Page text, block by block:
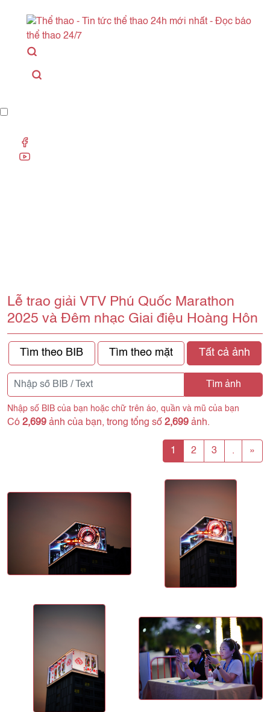
Lễ trao giải VTV Phú Quốc Marathon
2025 và Đêm nhạc Giai điệu Hoàng Hôn
Tìm theo BIB Tìm theo mặt Tất cả ảnh
Tìm ảnh
Nhập số BIB của bạn hoặc chữ trên áo, quần và mũ của bạn
Có 2,699 ảnh của bạn, trong tổng số 2,699 ảnh.
1 2 3 . »